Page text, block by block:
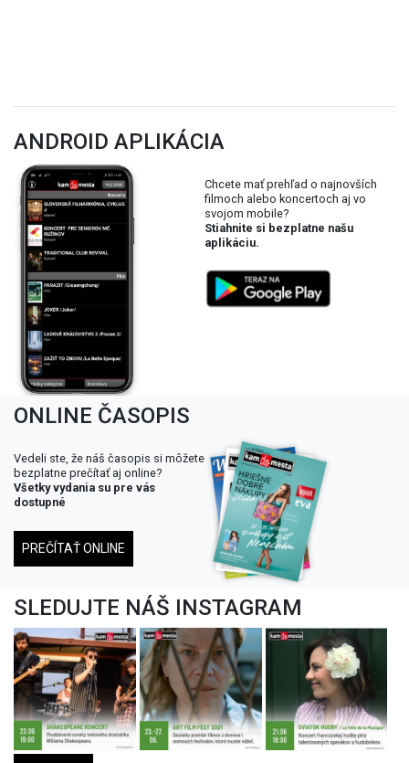
ANDROID APLIKÁCIA
Chcete mať prehľad o najnovších
filmoch alebo koncertoch aj vo
svojom mobile?
Stiahnite si bezplatne našu
aplikáciu.
ONLINE ČASOPIS
Vedeli ste, že náš časopis si môžete
bezplatne prečítať aj online?
Všetky vydania su pre vás
dostupné
PREČÍTAŤ ONLINE
SLEDUJTE NÁŠ INSTAGRAM